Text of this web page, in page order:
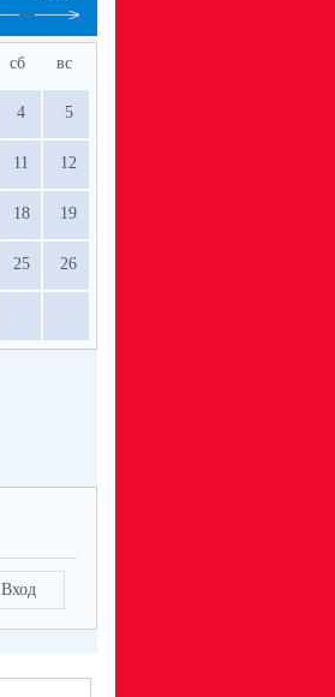
сб вс
4 5
11 12
18 19
25 26
Вход